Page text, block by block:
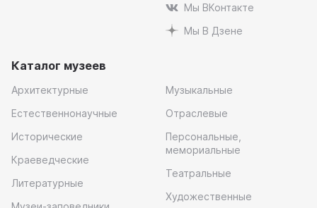
Мы ВКонтакте
Мы В Дзене
Каталог музеев
Архитектурные
Естественнонаучные
Исторические
Краеведческие
Литературные
Музыкальные
Отраслевые
Персональные,
мемориальные
Театральные
Художественные